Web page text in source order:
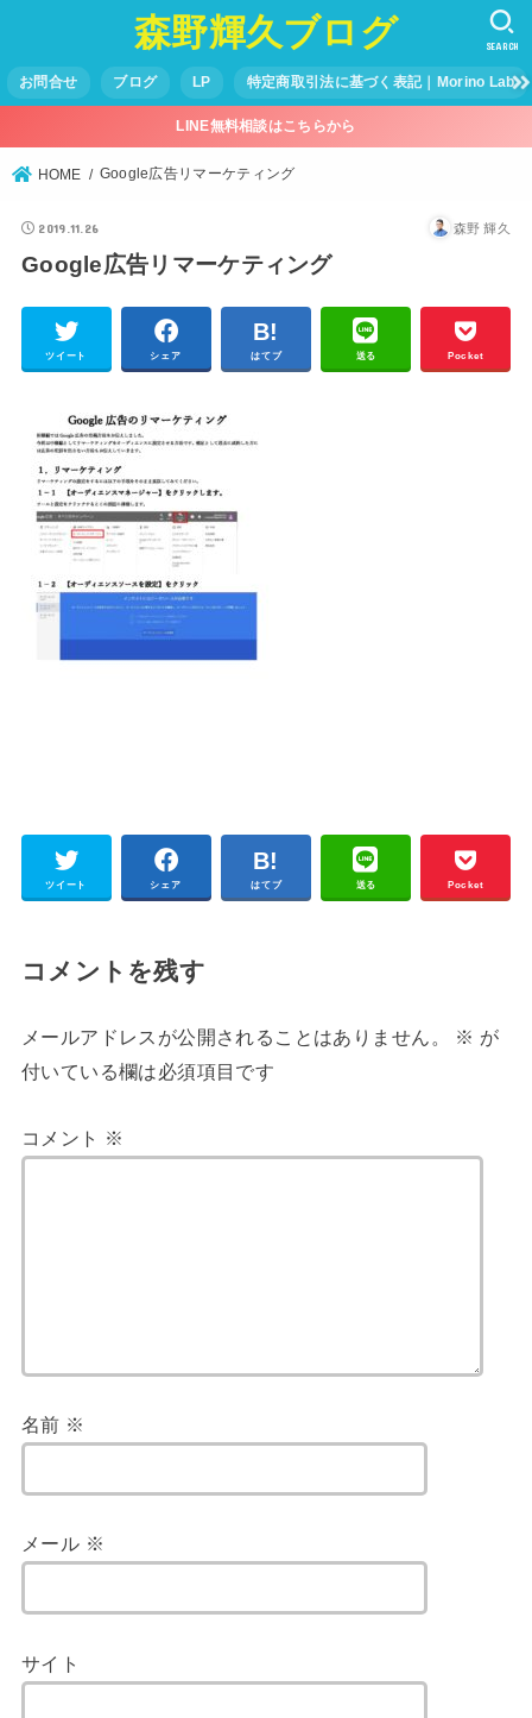
森野輝久ブログ
お問合せ ブログ LP 特定商取引法に基づく表記｜Morino Lab
SEARCH
LINE無料相談はこちらから
HOME Google広告リマーケティング
2019.11.26 森野 輝久
Google広告リマーケティング
ツイート シェア はてブ 送る Pocket
ツイート シェア はてブ 送る Pocket
コメントを残す
メールアドレスが公開されることはありません。 ※ が
付いている欄は必須項目です
コメント ※
名前 ※
メール ※
サイト